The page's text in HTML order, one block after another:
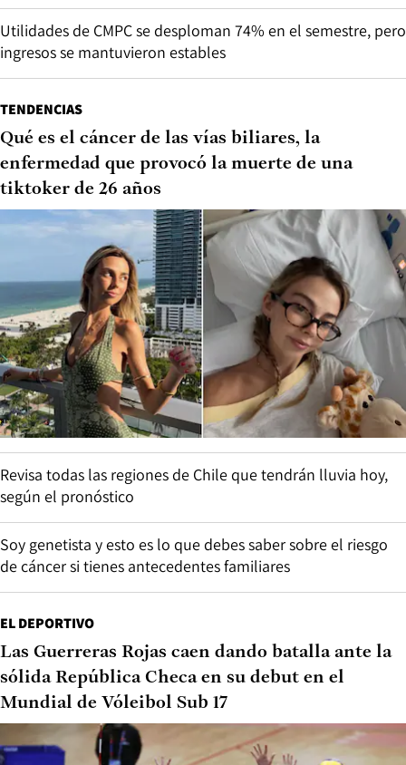
Utilidades de CMPC se desploman 74% en el semestre, pero
ingresos se mantuvieron estables
TENDENCIAS
Qué es el cáncer de las vías biliares, la
enfermedad que provocó la muerte de una
tiktoker de 26 años
Revisa todas las regiones de Chile que tendrán lluvia hoy,
según el pronóstico
Soy genetista y esto es lo que debes saber sobre el riesgo
de cáncer si tienes antecedentes familiares
EL DEPORTIVO
Las Guerreras Rojas caen dando batalla ante la
sólida República Checa en su debut en el
Mundial de Vóleibol Sub 17